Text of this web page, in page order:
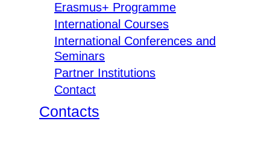
Erasmus+ Programme
International Courses
International Conferences and
Seminars
Partner Institutions
Contact
Contacts